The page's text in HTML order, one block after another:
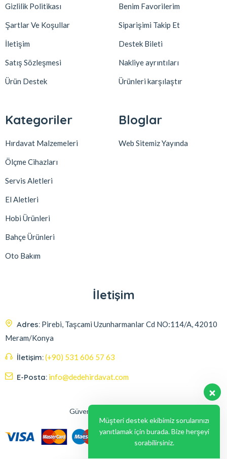
Gizlilik Politikası
Şartlar Ve Koşullar
İletişim
Satış Sözleşmesi
Ürün Destek
Benim Favorilerim
Siparişimi Takip Et
Destek Bileti
Nakliye ayrıntıları
Ürünleri karşılaştır
Kategoriler
Hırdavat Malzemeleri
Ölçme Cihazları
Servis Aletleri
El Aletleri
Hobi Ürünleri
Bahçe Ürünleri
Oto Bakım
Bloglar
Web Sitemiz Yayında
İletişim
Adres: Pirebi, Taşcami Uzunharmanlar Cd NO:114/A, 42010
Meram/Konya
İletişim:(+90) 531 606 57 63
E-Posta: info@dedehirdavat.com
Güvenli Ödeme Seçenekleri
Müşteri destek ekibimiz sorularınızı
yanıtlamak için burada. Bize herşeyi
sorabilirsiniz.